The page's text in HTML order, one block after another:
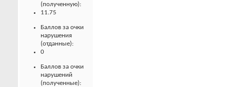
(полученную):
11.75
Баллов за очки
нарушения
(отданные):
0
Баллов за очки
нарушений
(полученные):